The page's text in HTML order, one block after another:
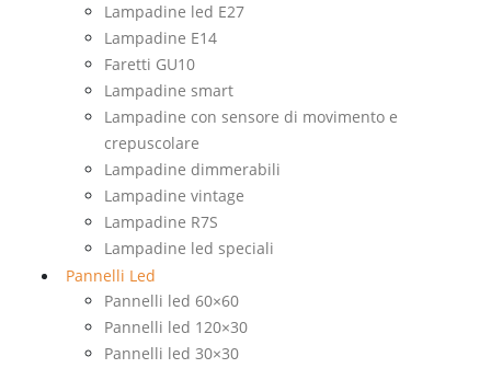
Lampadine led E27
Lampadine E14
Faretti GU10
Lampadine smart
Lampadine con sensore di movimento e
crepuscolare
Lampadine dimmerabili
Lampadine vintage
Lampadine R7S
Lampadine led speciali
Pannelli Led
Pannelli led 60×60
Pannelli led 120×30
Pannelli led 30×30